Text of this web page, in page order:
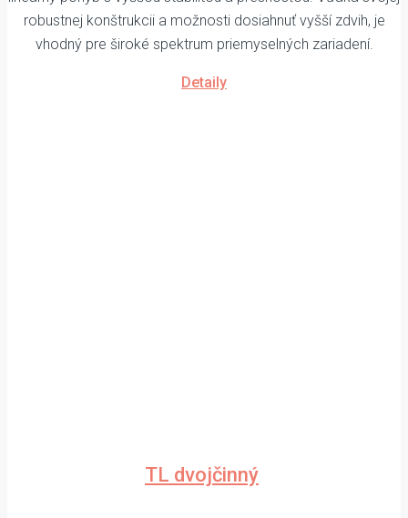
robustnej konštrukcii a možnosti dosiahnuť vyšší zdvih, je
vhodný pre široké spektrum priemyselných zariadení.
Detaily
TL dvojčinný